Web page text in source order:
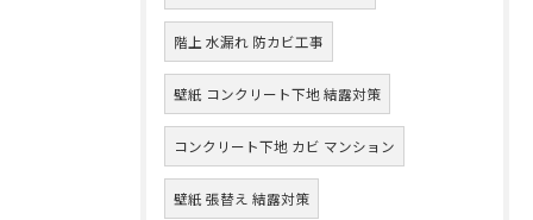
階上 水漏れ 防カビ工事
壁紙 コンクリート下地 結露対策
コンクリート下地 カビ マンション
壁紙 張替え 結露対策